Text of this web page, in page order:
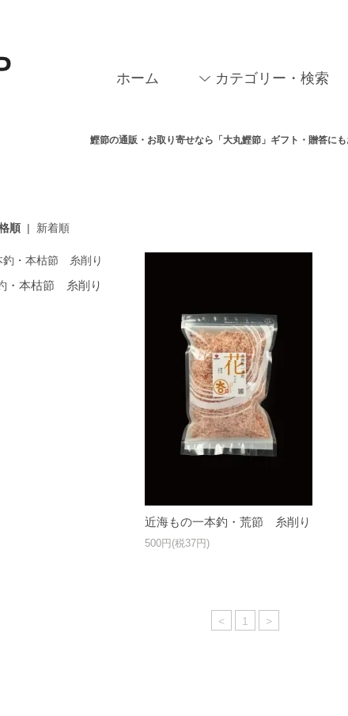
ホーム カテゴリー・検索
鰹節の通販・お取り寄せなら「大丸鰹節」ギフト・贈答に
順| 新着順
・本枯節 糸削り
近海もの一本釣・荒節 糸削り
500円(税37円)
< 1 >